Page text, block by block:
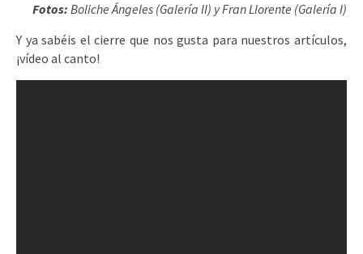
Fotos: Boliche Ángeles (Galería II) y Fran Llorente (Galería I)
Y ya sabéis el cierre que nos gusta para nuestros artículos,
¡vídeo al canto!